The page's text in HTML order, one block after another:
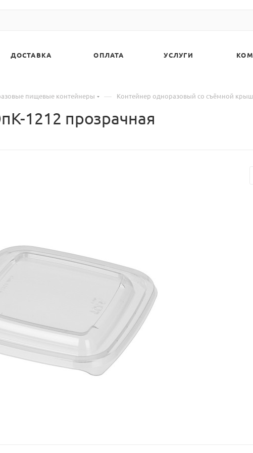
ДОСТАВКА ОПЛАТА УСЛУГИ
пищевые контейнеры — Контейнер одноразовый со съёмной
1212 прозрачная